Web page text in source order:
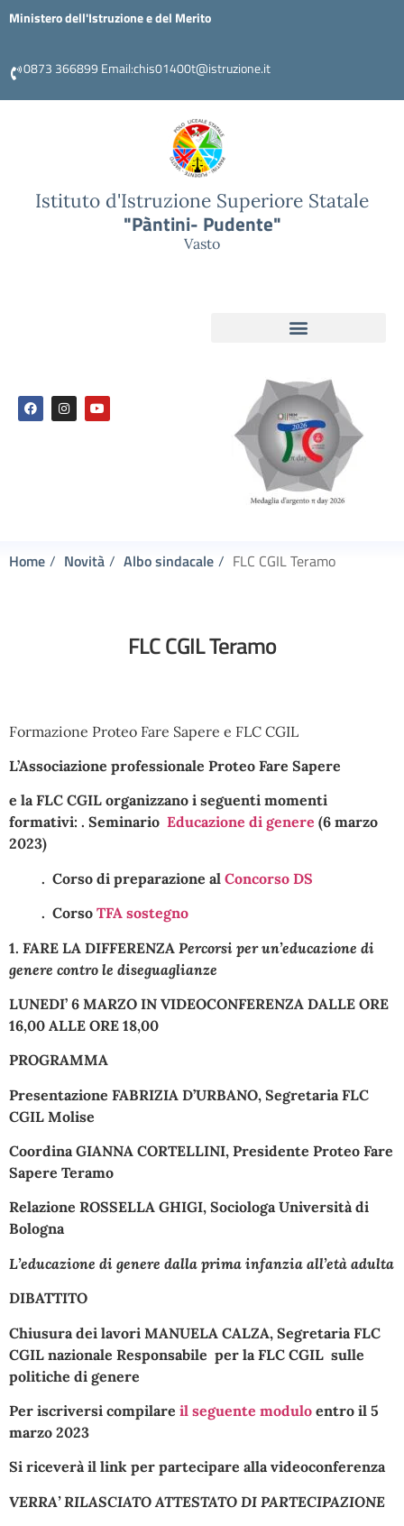
Ministero dell'Istruzione e del Merito
0873 366899 Email:chis01400t@istruzione.it
Istituto d'Istruzione Superiore Statale
"Pàntini- Pudente"
Vasto
Home Novità Albo sindacale FLC CGIL Teramo
FLC CGIL Teramo
Formazione Proteo Fare Sapere e FLC CGIL
L’Associazione professionale Proteo Fare Sapere
e la FLC CGIL organizzano i seguenti momenti
formativi: . Seminario Educazione di genere (6 marzo
2023)
. Corso di preparazione al Concorso DS
. Corso TFA sostegno
1. FARE LA DIFFERENZA Percorsi per un’educazione di
genere contro le diseguaglianze
LUNEDI’ 6 MARZO IN VIDEOCONFERENZA DALLE ORE
16,00 ALLE ORE 18,00
PROGRAMMA
Presentazione FABRIZIA D’URBANO, Segretaria FLC
CGIL Molise
CoordinaGIANNA CORTELLINI, Presidente Proteo Fare
Sapere Teramo
Relazione ROSSELLA GHIGI, Sociologa Università di
Bologna
L’educazione di genere dalla prima infanzia all’età adulta
DIBATTITO
Chiusura dei lavori MANUELA CALZA, Segretaria FLC
CGIL nazionale Responsabile per la FLC CGIL sulle
politiche di genere
Per iscriversi compilare il seguente modulo entro il 5
marzo 2023
Si riceverà il link per partecipare alla videoconferenza
VERRA’ RILASCIATO ATTESTATO DI PARTECIPAZIONE